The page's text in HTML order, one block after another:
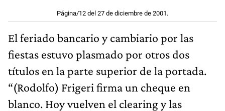
Página/12 del 27 de diciembre de 2001.
El feriado bancario y cambiario por las
fiestas estuvo plasmado por otros dos
títulos en la parte superior de la portada.
“(Rodolfo) Frigeri firma un cheque en
blanco. Hoy vuelven el clearing y las